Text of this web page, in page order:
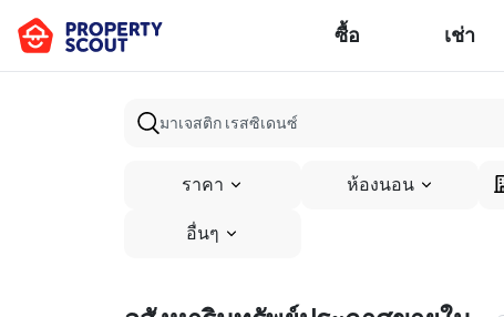
ซื้อ เช่า
ราคา ห้องนอน
อื่นๆ